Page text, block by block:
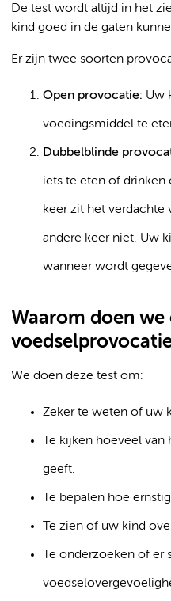
De test wordt altijd in het
kind goed in de gaten
Er zijn twee soorten
Open provocatie: Uw
voedingsmiddel te
Dubbelblinde
iets te eten of drinken
keer zit het verdachte
andere keer niet. Uw
wanneer wordt
Waarom doen we
We doen deze test om:
Zeker te weten of uw
Te kijken hoeveel
geeft.
Te bepalen hoe
Te zien of uw kind
Te onderzoeken of er